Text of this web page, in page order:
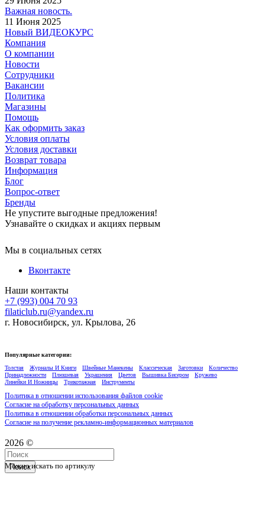
Можно искать по артикулу
Важная новость.
11 Июня 2025
Новый ВИДЕОКУРС
Компания
О компании
Новости
Сотрудники
Вакансии
Политика
Магазины
Помощь
Как оформить заказ
Условия оплаты
Условия доставки
Возврат товара
Информация
Блог
Вопрос-ответ
Бренды
Не упустите выгодные предложения!
Узнавайте о скидках и акциях первым
Мы в социальных сетях
Вконтакте
Наши контакты
+7 (993) 004 70 93
filaticlub.ru@yandex.ru
г. Новосибирск, ул. Крылова, 26
Популярные категории:
Толстая
Журналы И Книги Швейные Манекены Классическая Заготовки
Количество
Принадлежности
Плюшевая Украшения Цветов Вышивка Бисером
Кружево
Линейки И Ножницы
Трикотажная Инструменты
Политика в отношении использования файлов cookie
Согласие на обработку персональных данных
Политика в отношении обработки персональных данных
Согласие на получение рекламно-информационных материалов
2026 ©
Поиск